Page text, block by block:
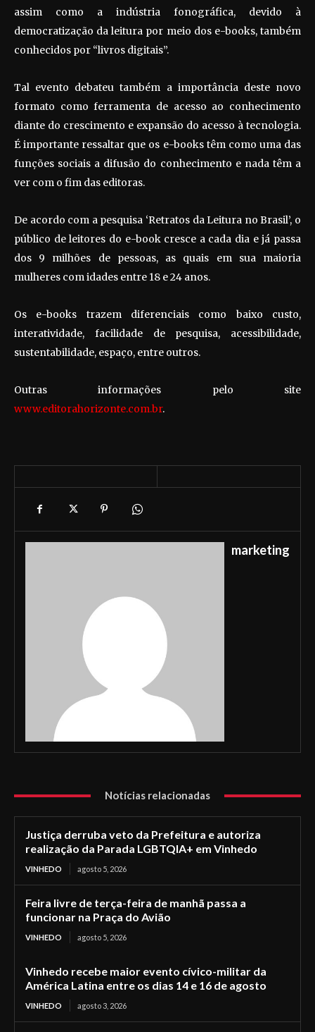
assim como a indústria fonográfica, devido à
democratização da leitura por meio dos e-books, também
conhecidos por “livros digitais”.
Tal evento debateu também a importância deste novo
formato como ferramenta de acesso ao conhecimento
diante do crescimento e expansão do acesso à tecnologia.
É importante ressaltar que os e-books têm como uma das
funções sociais a difusão do conhecimento e nada têm a
ver com o fim das editoras.
De acordo com a pesquisa ‘Retratos da Leitura no Brasil’, o
público de leitores do e-book cresce a cada dia e já passa
dos 9 milhões de pessoas, as quais em sua maioria
mulheres com idades entre 18 e 24 anos.
Os e-books trazem diferenciais como baixo custo,
interatividade, facilidade de pesquisa, acessibilidade,
sustentabilidade, espaço, entre outros.
Outras informações pelo site
www.editorahorizonte.com.br.
marketing
Notícias relacionadas
Justiça derruba veto da Prefeitura e autoriza
realização da Parada LGBTQIA+ em Vinhedo
VINHEDO agosto 5, 2026
Feira livre de terça-feira de manhã passa a
funcionar na Praça do Avião
VINHEDO agosto 5, 2026
Vinhedo recebe maior evento cívico-militar da
América Latina entre os dias 14 e 16 de agosto
VINHEDO agosto 3, 2026